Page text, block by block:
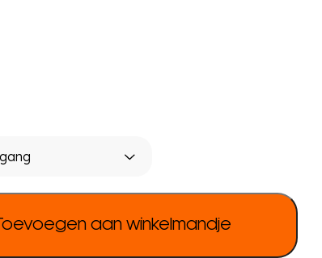
Toevoegen aan winkelmandje